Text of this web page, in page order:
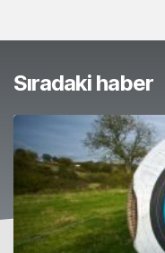
Sıradaki haber